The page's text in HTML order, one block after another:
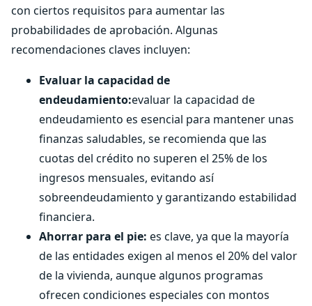
con ciertos requisitos para aumentar las
probabilidades de aprobación. Algunas
recomendaciones claves incluyen:
Evaluar la capacidad de
endeudamiento:evaluar la capacidad de
endeudamiento es esencial para mantener unas
finanzas saludables, se recomienda que las
cuotas del crédito no superen el 25% de los
ingresos mensuales, evitando así
sobreendeudamiento y garantizando estabilidad
financiera.
Ahorrar para el pie: es clave, ya que la mayoría
de las entidades exigen al menos el 20% del valor
de la vivienda, aunque algunos programas
ofrecen condiciones especiales con montos